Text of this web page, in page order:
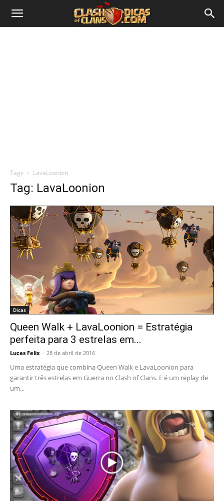
Tags LavaLoonion
Tag: LavaLoonion
Dicas
Queen Walk + LavaLoonion = Estratégia
perfeita para 3 estrelas em...
Lucas Felix - 28 de abril de 2016
Uma estratégia que combina Queen Walk e LavaLoonion para
garantir três estrelas em Guerra no Clash of Clans. E é um replay de
um...